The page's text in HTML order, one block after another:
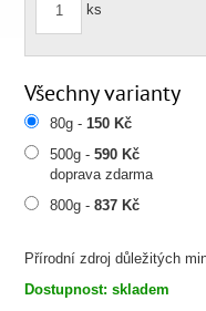
Přírodní zdroj důležitých
Dostupnost: skladem
ks
Všechny varianty
80g -150 Kč
500g -590 Kč
doprava zdarma
800g -837 Kč